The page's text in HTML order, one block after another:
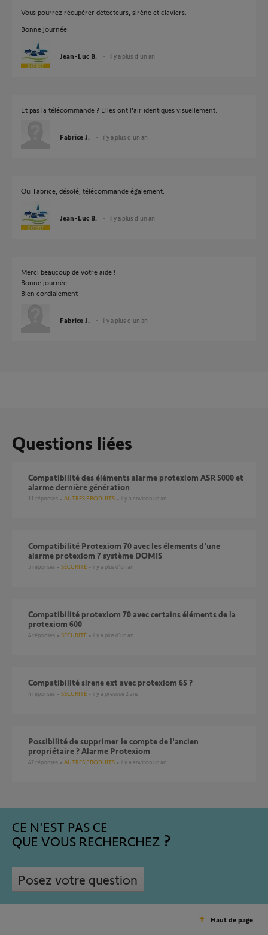
Vous pourrez récupérer détecteurs, sirène et claviers.
Bonne journée.
Jean-Luc B. il y a plus d'un an
Et pas la télécommande ? Elles ont l'air identiques visuellement.
Fabrice J. il y a plus d'un an
Oui Fabrice, désolé, télécommande également.
Jean-Luc B. il y a plus d'un an
Merci beaucoup de votre aide !
Bonne journée
Bien cordialement
Fabrice J. il y a plus d'un an
Questions liées
compatibilité des éléments alarme protexiom ASR 5000 et
alarme dernière génération
11 réponses AUTRES PRODUITS il y a environ un an
Compatibilité Protexiom 70 avec les élements d'une
alarme protexiom 7 système DOMIS
5 réponses SÉCURITÉ il y a plus d'un an
Compatibilité protexiom 70 avec certains éléments de la
protexiom 600
4 réponses SÉCURITÉ il y a plus d'un an
compatibilité sirene ext avec protexiom 65 ?
4 réponses SÉCURITÉ il y a presque 2 ans
Possibilité de supprimer le compte de l'ancien
propriétaire ? Alarme Protexiom
47 réponses AUTRES PRODUITS il y a environ un an
CE N'EST PAS CE
QUE VOUS RECHERCHEZ
Posez votre question
Haut de page